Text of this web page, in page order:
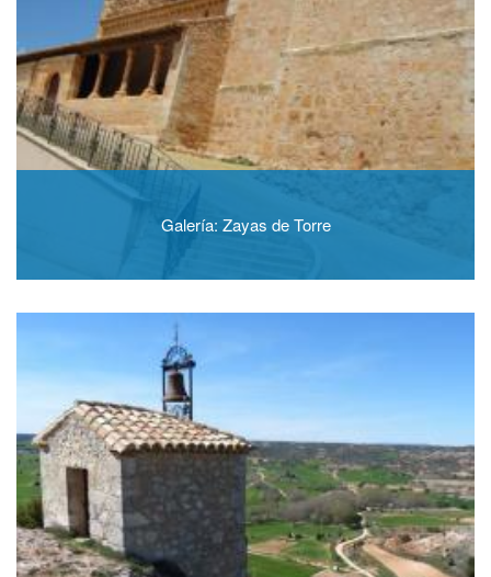
Galería: Zayas de Torre